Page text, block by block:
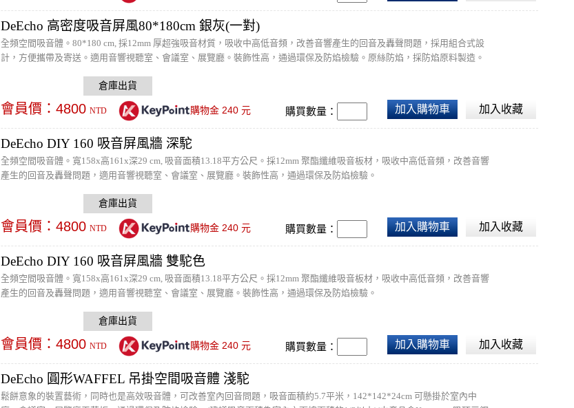
DeEcho 高密度吸音屏風80*180cm 銀灰(一對)
全頻空間吸音體。80*180 cm, 採12mm 厚超強吸音材質，吸收中高低音頻，改善音響產生的回音及轟聲問題，採用組合式設
計，方便攜帶及寄送。適用音響視聽室、會議室、展覽廳。裝飾性高，通過環保及防焰檢驗。原絲防焰，採防焰原料製造。
會員價： 4800 NTD 購物金 240元 購買數量： 加入購物車 加入收藏
DeEcho DIY 160 吸音屏風牆 深駝
全頻空間吸音體。寬158x高161x深29 cm, 吸音面積13.18平方公尺。採12mm 聚酯纖維吸音板材，吸收中高低音頻，改善音響
產生的回音及轟聲問題，適用音響視聽室、會議室、展覽廳。裝飾性高，通過環保及防焰檢驗。
會員價： 4800 NTD 購物金 240元 購買數量： 加入購物車 加入收藏
DeEcho DIY 160 吸音屏風牆 雙駝色
全頻空間吸音體。寬158x高161x深29 cm, 吸音面積13.18平方公尺。採12mm 聚酯纖維吸音板材，吸收中高低音頻，改善音響
產生的回音及轟聲問題，適用音響視聽室、會議室、展覽廳。裝飾性高，通過環保及防焰檢驗。
會員價： 4800 NTD 購物金 240元 購買數量： 加入購物車 加入收藏
DeEcho 圓形WAFFEL 吊掛空間吸音體 淺駝
鬆餅意象的裝置藝術，同時也是高效吸音體，可改善室內回音問題，吸音面積約5.7平米，142*142*24cm 可懸掛於室內中